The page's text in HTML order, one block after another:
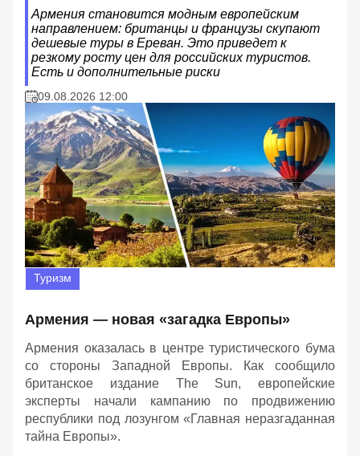
Армения становится модным европейским
направлением: британцы и французы скупают
дешевые туры в Ереван. Это приведет к
резкому росту цен для российских туристов.
Есть и дополнительные риски
09.08.2026 12:00
Туризм
Армения — новая «загадка Европы»
Армения оказалась в центре туристического бума
со стороны Западной Европы. Как сообщило
британское издание The Sun, европейские
эксперты начали кампанию по продвижению
республики под лозунгом «Главная неразгаданная
тайна Европы».